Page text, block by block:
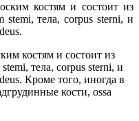
костям и состоит из
stemi, тела, corpus sterni, и
костям и состоит из
тела, corpus sterni, и
Кроме того, иногда в
кости, ossa